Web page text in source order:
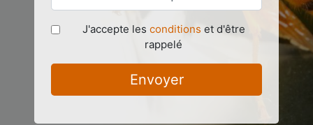
J'accepte les conditions et d'être
rappelé
Envoyer